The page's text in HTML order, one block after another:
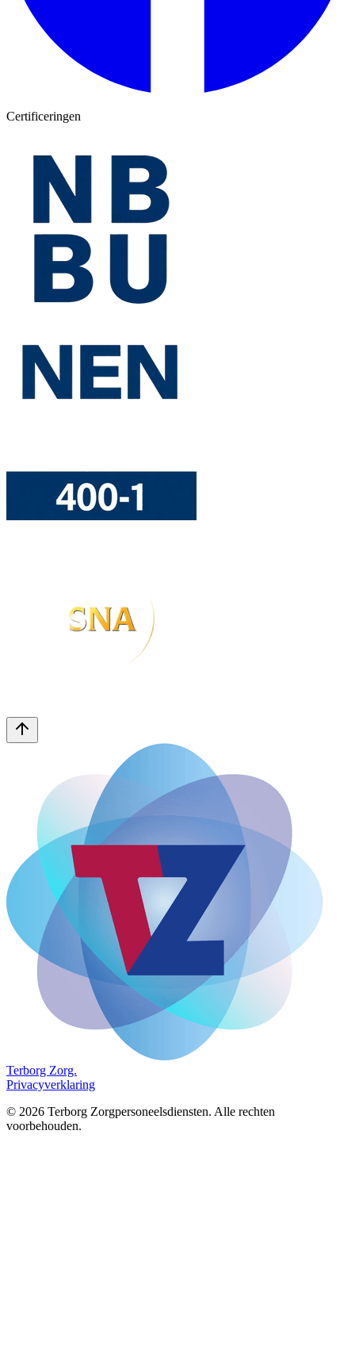
Certificeringen
Terborg Zorg.
Privacyverklaring
© 2026 Terborg Zorgpersoneelsdiensten. Alle rechten
voorbehouden.